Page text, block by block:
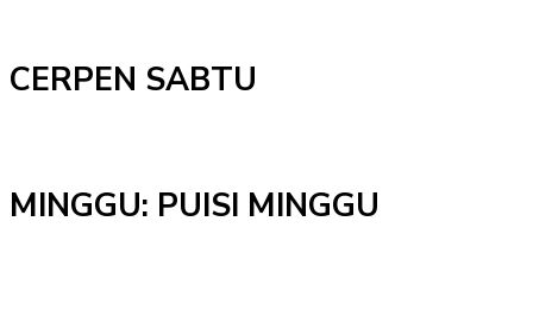
CERPEN SABTU
MINGGU: PUISI MINGGU